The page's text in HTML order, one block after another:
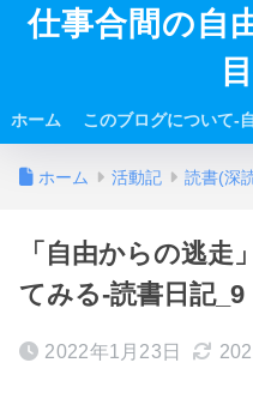
仕事合間の自
ホーム このブログについて-
ホーム 活動記 読書(深読
「自由からの逃走
てみる-読書日記_9
2022年1月23日